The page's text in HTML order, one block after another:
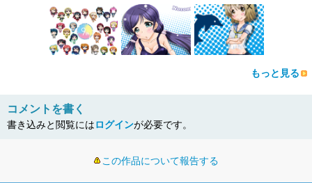
もっと見る
コメントを書く
書き込みと閲覧にはログインが必要です。
この作品について報告する